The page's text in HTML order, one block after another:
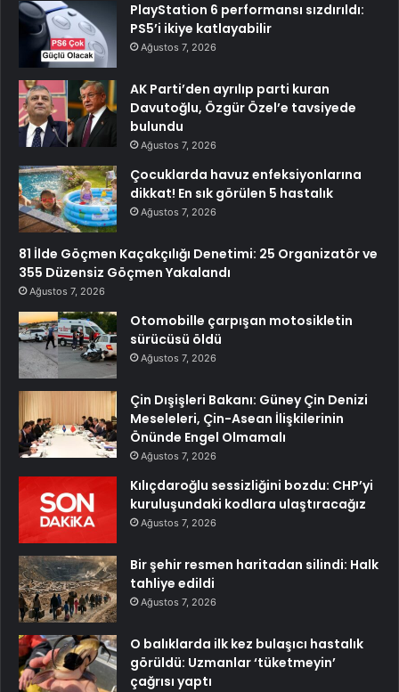
PlayStation 6 performansı sızdırıldı:
PS5’i ikiye katlayabilir
Ağustos 7, 2026
AK Parti’den ayrılıp parti kuran
Davutoğlu, Özgür Özel’e tavsiyede
bulundu
Ağustos 7, 2026
Çocuklarda havuz enfeksiyonlarına
dikkat! En sık görülen 5 hastalık
Ağustos 7, 2026
81 İlde Göçmen Kaçakçılığı Denetimi: 25 Organizatör ve
355 Düzensiz Göçmen Yakalandı
Ağustos 7, 2026
Otomobille çarpışan motosikletin
sürücüsü öldü
Ağustos 7, 2026
Çin Dışişleri Bakanı: Güney Çin Denizi
Meseleleri, Çin-Asean İlişkilerinin
Önünde Engel Olmamalı
Ağustos 7, 2026
Kılıçdaroğlu sessizliğini bozdu: CHP’yi
kuruluşundaki kodlara ulaştıracağız
Ağustos 7, 2026
Bir şehir resmen haritadan silindi: Halk
tahliye edildi
Ağustos 7, 2026
O balıklarda ilk kez bulaşıcı hastalık
görüldü: Uzmanlar ‘tüketmeyin’
çağrısı yaptı